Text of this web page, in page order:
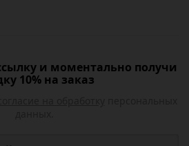
и моментально получи
10% на заказ